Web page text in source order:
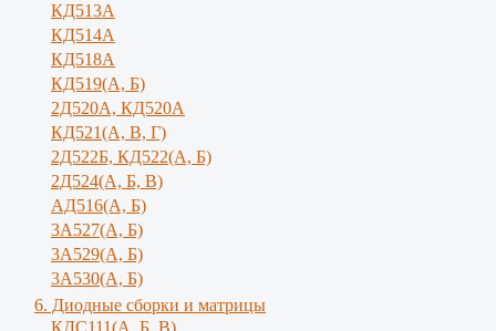
КД513А
КД514А
КД518А
КД519(А, Б)
2Д520А, КД520А
КД521(А, В, Г)
2Д522Б, КД522(А, Б)
2Д524(А, Б, В)
АД516(А, Б)
3А527(А, Б)
3А529(А, Б)
3A530(A, Б)
6. Диодные сборки и матрицы